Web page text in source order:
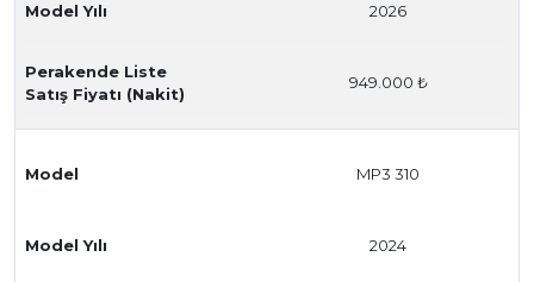
Model Yılı 2026
Perakende Liste
Satış Fiyatı (Nakit)
949.000 ₺
Model MP3 310
Model Yılı 2024